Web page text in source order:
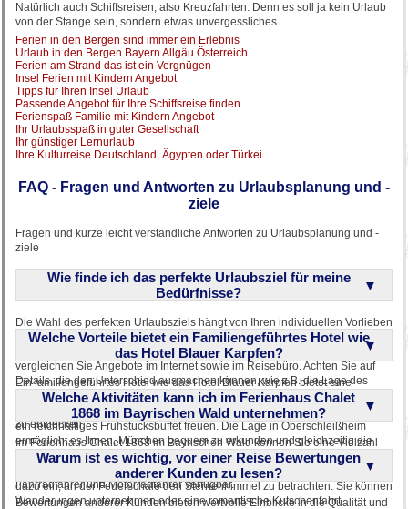
Natürlich auch Schiffsreisen, also Kreuzfahrten. Denn es soll ja kein Urlaub
von der Stange sein, sondern etwas unvergessliches.
Ferien in den Bergen sind immer ein Erlebnis
Urlaub in den Bergen Bayern Allgäu Österreich
Ferien am Strand das ist ein Vergnügen
Insel Ferien mit Kindern Angebot
Tipps für Ihren Insel Urlaub
Passende Angebot für Ihre Schiffsreise finden
Ferienspaß Familie mit Kindern Angebot
Ihr Urlaubsspaß in guter Gesellschaft
Ihr günstiger Lernurlaub
Ihre Kulturreise Deutschland, Ägypten oder Türkei
FAQ - Fragen und Antworten zu Urlaubsplanung und -
ziele
Fragen und kurze leicht verständliche Antworten zu Urlaubsplanung und -
ziele
Wie finde ich das perfekte Urlaubsziel für meine
Bedürfnisse?
Die Wahl des perfekten Urlaubsziels hängt von Ihren individuellen Vorlieben
und Bedürfnissen ab. Überlegen Sie, ob Sie lieber in der Heimat bleiben
oder ferne Länder erkunden möchten. Nutzen Sie Online-Bewertungen und
vergleichen Sie Angebote im Internet sowie im Reisebüro. Achten Sie auf
Details, die den Unterschied ausmachen können, wie z.B. die Lage des
Hotels oder spezielle Serviceleistungen. Lassen Sie sich von
handverlesenen Empfehlungen inspirieren, um unvergessliche Reiseziele
zu entdecken.
Welche Vorteile bietet ein Familiengeführtes Hotel wie
das Hotel Blauer Karpfen?
Ein familiengeführtes Hotel wie das Hotel Blauer Karpfen bietet eine
persönliche und herzliche Atmosphäre, die Ihren Aufenthalt besonders
angenehm gestaltet. Sie können sich auf einen individuellen Service und
ein reichhaltiges Frühstücksbuffet freuen. Die Lage in Oberschleißheim
ermöglicht es Ihnen, München bequem zu erkunden und gleichzeitig die
Ruhe der Umgebung zu genießen. Das Hotel bietet saisonale Angebote, die
Ihnen helfen, Kosten zu sparen. Zudem sind spezielle Services für
Fahrradfahrer und Motorradfahrer verfügbar.
Welche Aktivitäten kann ich im Ferienhaus Chalet
1868 im Bayrischen Wald unternehmen?
Im Ferienhaus Chalet 1868 im Bayrischen Wald können Sie eine Vielzahl
von Aktivitäten genießen. Nutzen Sie die harmonisch eingerichteten Zimmer
und die entspannende Fass-Sauna für Erholung. Der Außenbereich lädt
dazu ein, an der Feuerschale den Sternenhimmel zu betrachten. Sie können
Wanderungen unternehmen oder eine romantische Kutschenfahrt
Warum ist es wichtig, vor einer Reise Bewertungen
anderer Kunden zu lesen?
Bewertungen anderer Kunden bieten wertvolle Einblicke in die Qualität und